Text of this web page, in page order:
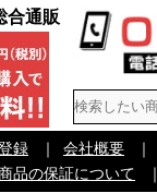
合通販
録 ｜ 会社概要 ｜
品の保証について ｜